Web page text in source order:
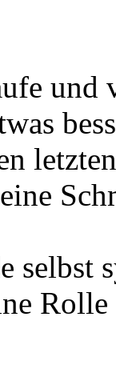
und
selbst